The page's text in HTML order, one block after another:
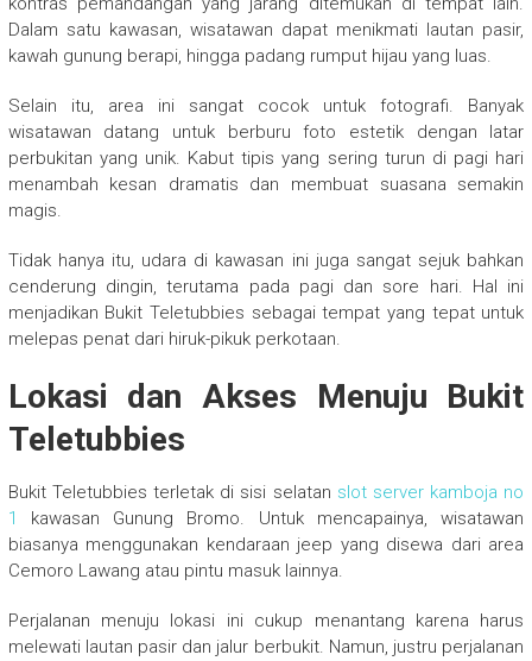
Dalam satu kawasan, wisatawan dapat menikmati lautan pasir,
kawah gunung berapi, hingga padang rumput hijau yang luas.
Selain itu, area ini sangat cocok untuk fotografi. Banyak
wisatawan datang untuk berburu foto estetik dengan latar
perbukitan yang unik. Kabut tipis yang sering turun di pagi hari
menambah kesan dramatis dan membuat suasana semakin
magis.
Tidak hanya itu, udara di kawasan ini juga sangat sejuk bahkan
cenderung dingin, terutama pada pagi dan sore hari. Hal ini
menjadikan Bukit Teletubbies sebagai tempat yang tepat untuk
melepas penat dari hiruk-pikuk perkotaan.
Lokasi dan Akses Menuju Bukit
Teletubbies
Bukit Teletubbies terletak di sisi selatan slot server kamboja no
1
kawasan Gunung Bromo. Untuk mencapainya, wisatawan
biasanya menggunakan kendaraan jeep yang disewa dari area
Cemoro Lawang atau pintu masuk lainnya.
Perjalanan menuju lokasi ini cukup menantang karena harus
melewati lautan pasir dan jalur berbukit. Namun, justru perjalanan